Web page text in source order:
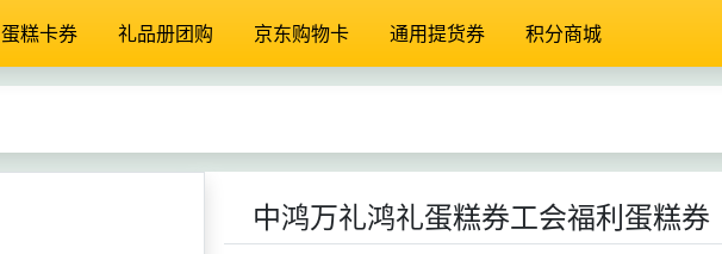
蛋糕卡券 礼品册团购 京东购物卡 通用提货券 积分商城
中鸿万礼鸿礼蛋糕券工会福利蛋糕券